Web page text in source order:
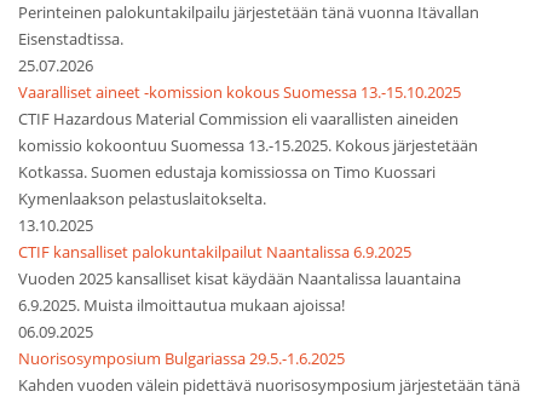
Perinteinen palokuntakilpailu järjestetään tänä vuonna Itävallan
Eisenstadtissa.
25.07.2026
Vaaralliset aineet -komission kokous Suomessa 13.-15.10.2025
CTIF Hazardous Material Commission eli vaarallisten aineiden
komissio kokoontuu Suomessa 13.-15.2025. Kokous järjestetään
Kotkassa. Suomen edustaja komissiossa on Timo Kuossari
Kymenlaakson pelastuslaitokselta.
13.10.2025
CTIF kansalliset palokuntakilpailut Naantalissa 6.9.2025
Vuoden 2025 kansalliset kisat käydään Naantalissa lauantaina
6.9.2025. Muista ilmoittautua mukaan ajoissa!
06.09.2025
Nuorisosymposium Bulgariassa 29.5.-1.6.2025
Kahden vuoden välein pidettävä nuorisosymposium järjestetään tänä